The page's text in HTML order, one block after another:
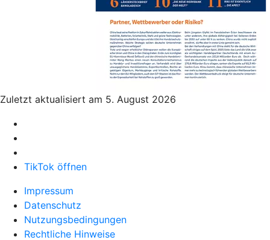
Zuletzt aktualisiert am 5. August 2026
TikTok öffnen
Impressum
Datenschutz
Nutzungsbedingungen
Rechtliche Hinweise